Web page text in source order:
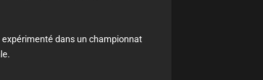
expérimenté dans un championnat